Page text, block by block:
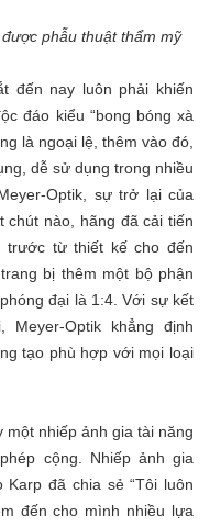
phẫu thuật thẩm mỹ
đến nay luôn phải khiến
đáo kiểu “bong bóng xà
là ngoại lệ, thêm vào đó,
dễ sử dụng trong nhiều
Optik, sự trở lại của
chút nào, hãng đã cải tiến
trước từ thiết kế cho đến
bị thêm một bộ phận
đại là 1:4. Với sự kết
Optik khẳng định
tạo phù hợp với mọi loại
nhiếp ảnh gia tài năng
cộng. Nhiếp ảnh gia
đã chia sẻ “Tôi luôn
đến cho mình nhiều lựa